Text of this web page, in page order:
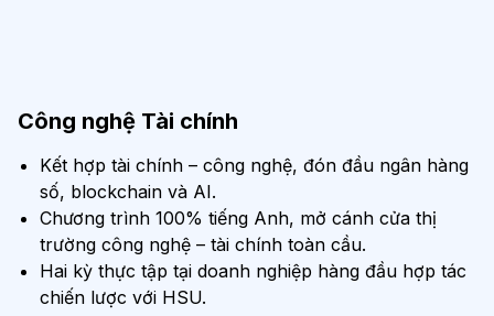
Công nghệ Tài chính
Kết hợp tài chính – công nghệ, đón đầu ngân hàng
số, blockchain và AI.
Chương trình 100% tiếng Anh, mở cánh cửa thị
trường công nghệ – tài chính toàn cầu.
Hai kỳ thực tập tại doanh nghiệp hàng đầu hợp tác
chiến lược với HSU.